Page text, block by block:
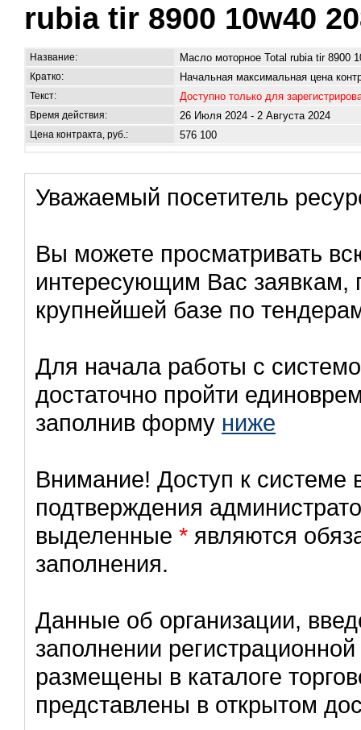
rubia tir 8900 10w40
Название: Масло моторное Total rubia tir 8900
Кратко: Начальная максимальная цена
Текст: Доступно только для
Время действия: 26 Июля 2024 - 2 Августа 2024
Цена контракта, руб.: 576 100
Уважаемый посетитель
Вы можете просматривать
интересующим Вас заявкам,
крупнейшей базе по
Для начала работы с
достаточно пройти
заполнив форму ниже
Внимание! Доступ к системе
подтверждения
выделенные * являются
заполнения.
Данные об организации,
заполнении
размещены в каталоге
представлены в открытом